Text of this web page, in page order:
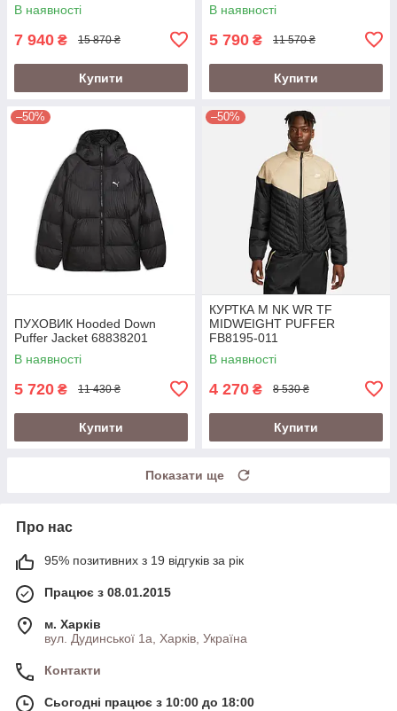
В наявності
7 940 ₴ 15 870 ₴
Купити
В наявності
5 790 ₴ 11 570 ₴
Купити
–50%
ПУХОВИК Hooded Down
Puffer Jacket 68838201
В наявності
5 720 ₴ 11 430 ₴
Купити
–50%
КУРТКА M NK WR TF
MIDWEIGHT PUFFER
FB8195-011
В наявності
4 270 ₴ 8 530 ₴
Купити
Показати ще
Про нас
95% позитивних з 19 відгуків за рік
Працює з 08.01.2015
м. Харків
вул. Дудинської 1а, Харків, Україна
Контакти
Сьогодні працює з 10:00 до 18:00